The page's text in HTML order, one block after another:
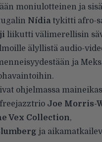
moniulotteinen ja
Nídiatykitti afro-
liikutti välimerellisin
älyllistä audio-
ja
ohjelmassa maineikas
Joe Morris-
Vex Collection,
ja